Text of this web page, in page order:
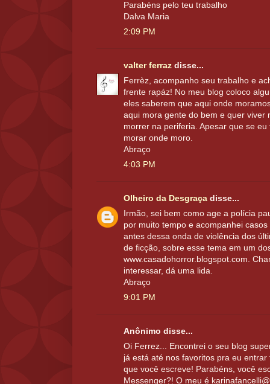
Parabéns pelo teu trabalho
Dalva Maria
2:09 PM
valter ferraz disse...
Ferrèz, acompanho seu trabalho e
frente rapáz! No meu blog coloco
eles saberem que aqui onde
aqui mora gente do bem e quer viver
morrer na periferia. Apesar que se
morar onde moro.
Abraço
4:03 PM
Olheiro da Desgraça disse...
Irmão, sei bem como age a polícia
por muito tempo e acompanhei
antes dessa onda de violência dos
de ficção, sobre esse tema em um
www.casadohorror.blogspot.com.
interessar, dá uma lida.
Abraço
9:01 PM
Anônimo disse...
Oi Ferrez... Encontrei o seu blog
já está até nos favoritos pra eu
que você escreve! Parabéns, você
Messenger?! O meu é